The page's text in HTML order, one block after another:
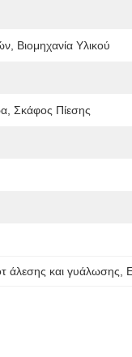
Βιομηχανία Υλικού
Σκάφος Πίεσης
άλεσης και γυάλωσης